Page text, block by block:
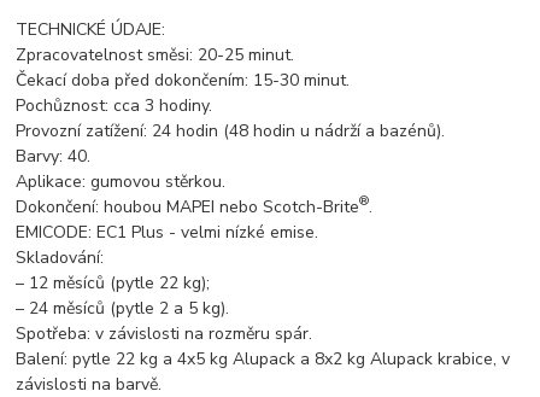
TECHNICKÉ ÚDAJE:
Zpracovatelnost směsi: 20-25 minut.
Čekací doba před dokončením: 15-30 minut.
Pochůznost: cca 3 hodiny.
Provozní zatížení: 24 hodin (48 hodin u nádrží a bazénů).
Barvy: 40.
Aplikace: gumovou stěrkou.
Dokončení: houbou MAPEI nebo Scotch-Brite®.
EMICODE: EC1 Plus - velmi nízké emise.
Skladování:
– 12 měsíců (pytle 22 kg);
– 24 měsíců (pytle 2 a 5 kg).
Spotřeba: v závislosti na rozměru spár.
Balení: pytle 22 kg a 4x5 kg Alupack a 8x2 kg Alupack krabice, v
závislosti na barvě.